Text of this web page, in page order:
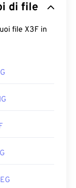
tipi di file
X3F in